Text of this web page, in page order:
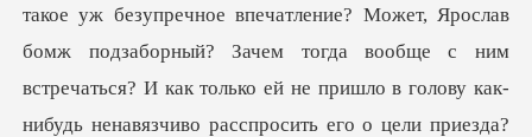
аборный? Зачем тогда вообще с ним
встречаться? И как только ей не пришло в голову как-
нибудь ненавязчиво ра